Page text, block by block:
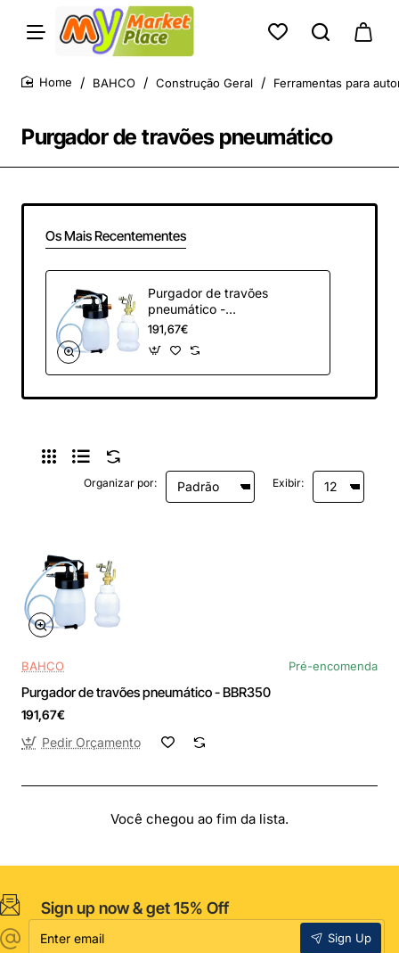
Purgador de travões pneumático
BAHCO Construção Geral Ferramentas para
Os Mais Recentementes
Purgador de travões
pneumático -
BBR350
191,67€
Organizar por: Exibir:
BAHCO Pré-encomenda
Purgador de travões pneumático - BBR350
191,67€
Pedir Orçamento
Você chegou ao fim da lista.
Sign up now & get 15% Off
Enter
email
Sign Up